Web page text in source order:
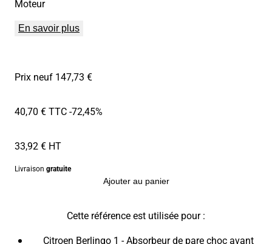
Moteur
En savoir plus
Prix neuf 147,73 €
40,70 € TTC-72,45%
33,92 € HT
Livraison gratuite
Ajouter au panier
Cette référence est utilisée pour :
Citroen Berlingo 1 - Absorbeur de pare choc avant